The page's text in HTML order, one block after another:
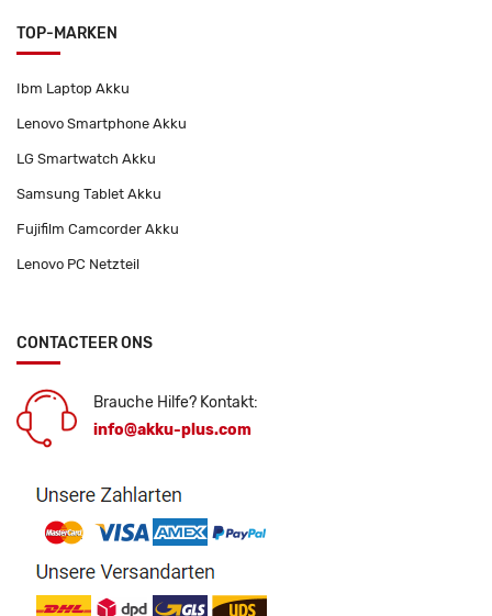
TOP-MARKEN
Ibm Laptop Akku
Lenovo Smartphone Akku
LG Smartwatch Akku
Samsung Tablet Akku
Fujifilm Camcorder Akku
Lenovo PC Netzteil
CONTACTEER ONS
Brauche Hilfe? Kontakt:
info@akku-plus.com